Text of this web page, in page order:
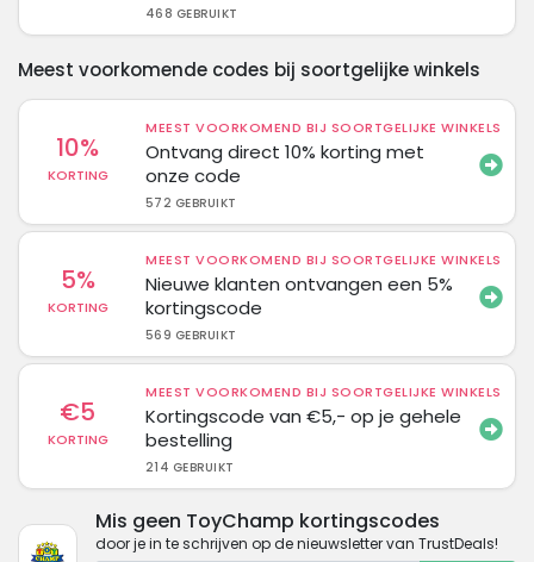
468 GEBRUIKT
Meest voorkomende codes bij soortgelijke winkels
10%
KORTING
MEEST VOORKOMEND BIJ SOORTGELIJKE WINKELS
Ontvang direct 10% korting met
onze code
572 GEBRUIKT
5%
KORTING
MEEST VOORKOMEND BIJ SOORTGELIJKE WINKELS
Nieuwe klanten ontvangen een 5%
kortingscode
569 GEBRUIKT
€5
KORTING
MEEST VOORKOMEND BIJ SOORTGELIJKE WINKELS
Kortingscode van €5,- op je gehele
bestelling
214 GEBRUIKT
Mis geen ToyChamp kortingscodes
door je in te schrijven op de nieuwsletter van TrustDeals!